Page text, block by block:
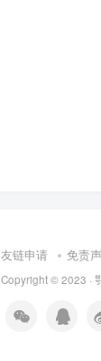
友链申请 免责
Copyright © 2023 ·